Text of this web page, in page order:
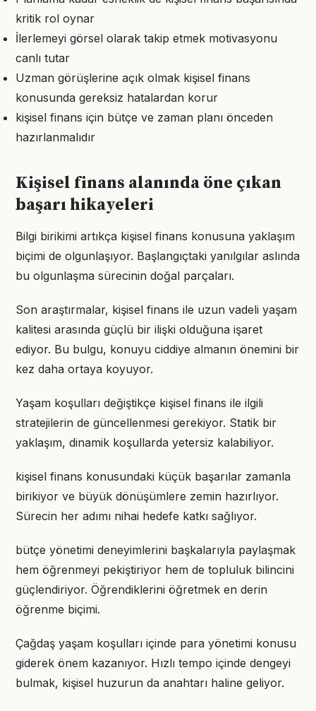
kritik rol oynar
İlerlemeyi görsel olarak takip etmek motivasyonu
canlı tutar
Uzman görüşlerine açık olmak kişisel finans
konusunda gereksiz hatalardan korur
kişisel finans için bütçe ve zaman planı önceden
hazırlanmalıdır
Kişisel finans alanında öne çıkan
başarı hikayeleri
Bilgi birikimi artıkça kişisel finans konusuna yaklaşım
biçimi de olgunlaşıyor. Başlangıçtaki yanılgılar aslında
bu olgunlaşma sürecinin doğal parçaları.
Son araştırmalar, kişisel finans ile uzun vadeli yaşam
kalitesi arasında güçlü bir ilişki olduğuna işaret
ediyor. Bu bulgu, konuyu ciddiye almanın önemini bir
kez daha ortaya koyuyor.
Yaşam koşulları değiştikçe kişisel finans ile ilgili
stratejilerin de güncellenmesi gerekiyor. Statik bir
yaklaşım, dinamik koşullarda yetersiz kalabiliyor.
kişisel finans konusundaki küçük başarılar zamanla
birikiyor ve büyük dönüşümlere zemin hazırlıyor.
Sürecin her adımı nihai hedefe katkı sağlıyor.
bütçe yönetimi deneyimlerini başkalarıyla paylaşmak
hem öğrenmeyi pekiştiriyor hem de topluluk bilincini
güçlendiriyor. Öğrendiklerini öğretmek en derin
öğrenme biçimi.
Çağdaş yaşam koşulları içinde para yönetimi konusu
giderek önem kazanıyor. Hızlı tempo içinde dengeyi
bulmak, kişisel huzurun da anahtarı haline geliyor.